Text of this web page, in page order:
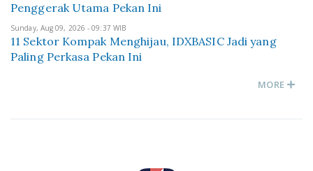
Penggerak Utama Pekan Ini
Sunday, Aug 09, 2026 - 09:37 WIB
11 Sektor Kompak Menghijau, IDXBASIC Jadi yang
Paling Perkasa Pekan Ini
MORE